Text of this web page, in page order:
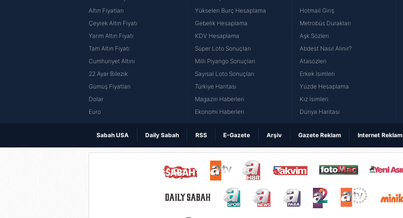
Altın Fiyatları
Çeyrek Altın Fiyatı
Yarım Altın Fiyatı
Tam Altın Fiyatı
Cumhuriyet Altını
22 Ayar Bilezik
Gümüş Fiyatları
Dolar
Euro
Yükselen Burç Hesaplama
Gebelik Hesaplama
KDV Hesaplama
Süper Loto Sonuçları
Milli Piyango Sonuçları
Sayısal Loto Sonuçları
Türkiye Haritası
Magazin Haberleri
Ekonomi Haberleri
Hotmail Giriş
Metrobüs Durakları
Aşk Sözleri
Abdest Nasıl Alınır?
Atasözleri
Erkek İsimleri
Yüzde Hesaplama
Kız İsimleri
Dünya Haritası
Sabah USA Daily Sabah RSS E-Gazete Arşiv Gazete Reklam Internet Reklam